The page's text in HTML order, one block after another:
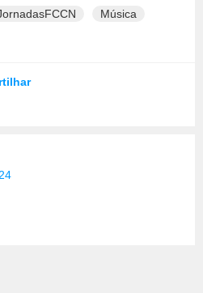
Música